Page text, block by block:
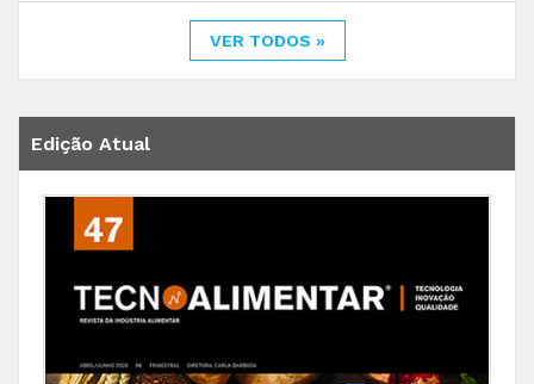
VER TODOS »
Edição Atual